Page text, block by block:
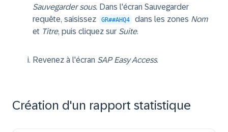
Sauvegarder sous. Dans l'écran Sauvegarder
requête, saisissez
GR##AHQ4 dans les zones Nom
et Titre, puis cliquez sur Suite.
Revenez à l'écran SAP Easy Access.
Création d'un rapport statistique